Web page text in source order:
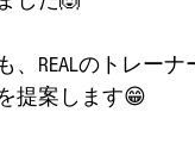
、REALのトレー
提案します😁